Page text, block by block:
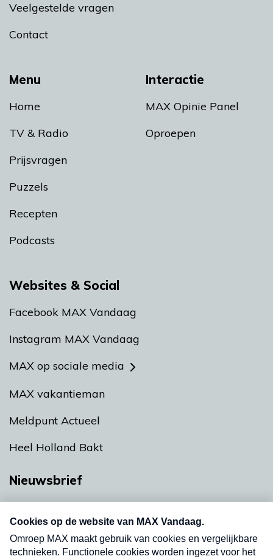
Menu
Home
TV & Radio
Prijsvragen
Puzzels
Recepten
Podcasts
Interactie
MAX Opinie Panel
Oproepen
Veelgestelde vragen
Contact
Websites & Social
Facebook MAX Vandaag
Instagram MAX Vandaag
MAX op sociale media
MAX vakantieman
Meldpunt Actueel
Heel Holland Bakt
Nieuwsbrief
nieuwsbrief. Elke vrijdag- en dinsdagochtend in
uw mailbox.